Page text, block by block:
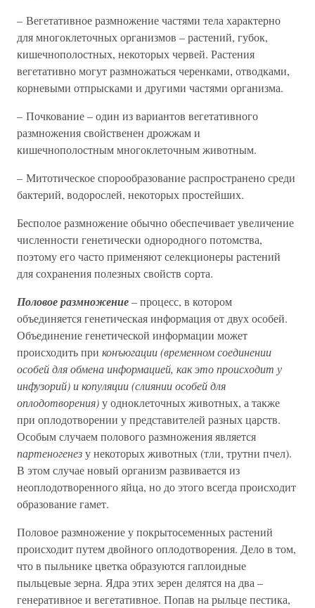
– Вегетативное размножение частями тела характерно
для многоклеточных организмов – растений, губок,
кишечнополостных, некоторых червей. Растения
вегетативно могут размножаться черенками, отводками,
корневыми отпрысками и другими частями организма.
– Почкование – один из вариантов вегетативного
размножения свойственен дрожжам и
кишечнополостным многоклеточным животным.
– Митотическое спорообразование распространено среди
бактерий, водорослей, некоторых простейших.
Бесполое размножение обычно обеспечивает увеличение
численности генетически однородного потомства,
поэтому его часто применяют селекционеры растений
для сохранения полезных свойств сорта.
Половое размножение– процесс, в котором
объединяется генетическая информация от двух особей.
Объединение генетической информации может
происходить при конъюгации (временном соединении
особей для обмена информацией, как это происходит у
инфузорий) и копуляции (слиянии особей для
оплодотворения)у одноклеточных животных, а также
при оплодотворении у представителей разных царств.
Особым случаем полового размножения является
партеногенезу некоторых животных (тли, трутни пчел).
В этом случае новый организм развивается из
неоплодотворенного яйца, но до этого всегда происходит
образование гамет.
Половое размножение у покрытосеменных растений
происходит путем двойного оплодотворения. Дело в том,
что в пыльнике цветка образуются гаплоидные
пыльцевые зерна. Ядра этих зерен делятся на два –
генеративное и вегетативное. Попав на рыльце пестика,